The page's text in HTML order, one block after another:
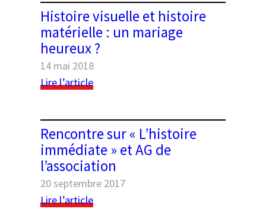
les
archives
contemporaines
et
AG
de
l’association
Histoire visuelle et histoire
matérielle : un mariage
heureux ?
14 mai 2018
Lire l’article:
et
histoire
matérielle
:
un
heureux
Rencontre sur « L’histoire
immédiate » et AG de
l’association
20 septembre 2017
Lire l’article: